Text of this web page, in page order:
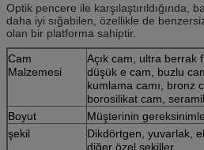
Optik pencere ile karşılaştırıldığında,
daha iyi sığabilen, özellikle de
olan bir platforma sahiptir.
Cam
Malzemesi
Açık cam, ultra berrak
düşük e cam, buzlu
kumlama camı, bronz
borosilikat cam,
Boyut
Müşterinin
şekil
Dikdörtgen, yuvarlak,
diğer özel şekiller